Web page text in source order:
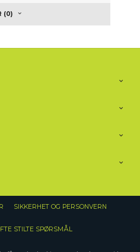
(0)
SIKKERHET OG PERSONVERN
STILTE SPØRSMÅL